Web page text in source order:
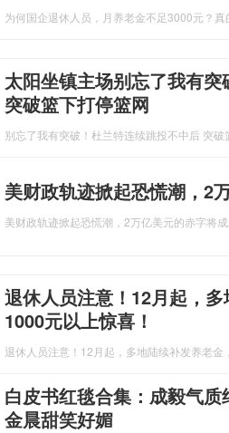
为何国企退休人员，月养老金不足3000元？真
太阳坐镇主场别忘了我有
突破篮下打停篮网
别忘了我有突破！杜兰特连续跳投不中后 突破
美财政轨迹掀起恐慌潮，2
美财政轨迹掀起恐慌潮，2万亿美元的赤字将
退休人员注意！12月起，
1000元以上惊喜！
退休人员注意！12月起，多地陆续补发养老
白皮书红毯合集：成毅气
金晨甜笑好媚